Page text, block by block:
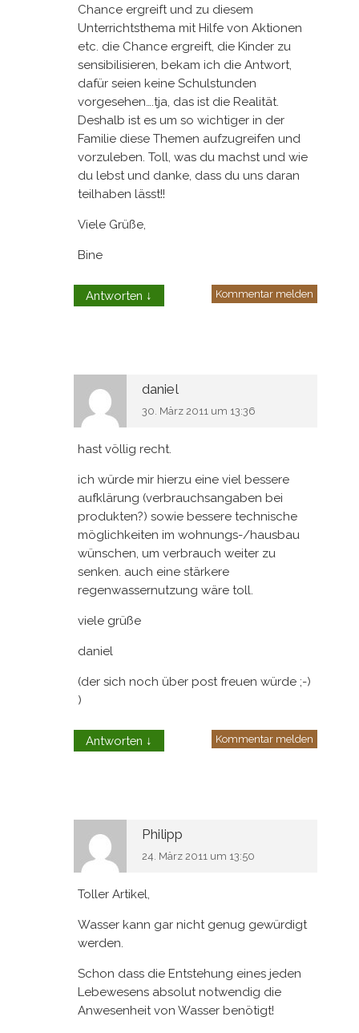
Chance ergreift und zu diesem
Unterrichtsthema mit Hilfe von Aktionen
etc. die Chance ergreift, die Kinder zu
sensibilisieren, bekam ich die Antwort,
dafür seien keine Schulstunden
vorgesehen….tja, das ist die Realität.
Deshalb ist es um so wichtiger in der
Familie diese Themen aufzugreifen und
vorzuleben. Toll, was du machst und wie
du lebst und danke, dass du uns daran
teilhaben lässt!!
Viele Grüße,
Bine
Antworten ↓ Kommentar melden
daniel
30. März 2011 um 13:36
hast völlig recht.
ich würde mir hierzu eine viel bessere
aufklärung (verbrauchsangaben bei
produkten?) sowie bessere technische
möglichkeiten im wohnungs-/hausbau
wünschen, um verbrauch weiter zu
senken. auch eine stärkere
regenwassernutzung wäre toll.
viele grüße
daniel
(der sich noch über post freuen würde ;-)
)
Antworten ↓ Kommentar melden
Philipp
24. März 2011 um 13:50
Toller Artikel,
Wasser kann gar nicht genug gewürdigt
werden.
Schon dass die Entstehung eines jeden
Lebewesens absolut notwendig die
Anwesenheit von Wasser benötigt!